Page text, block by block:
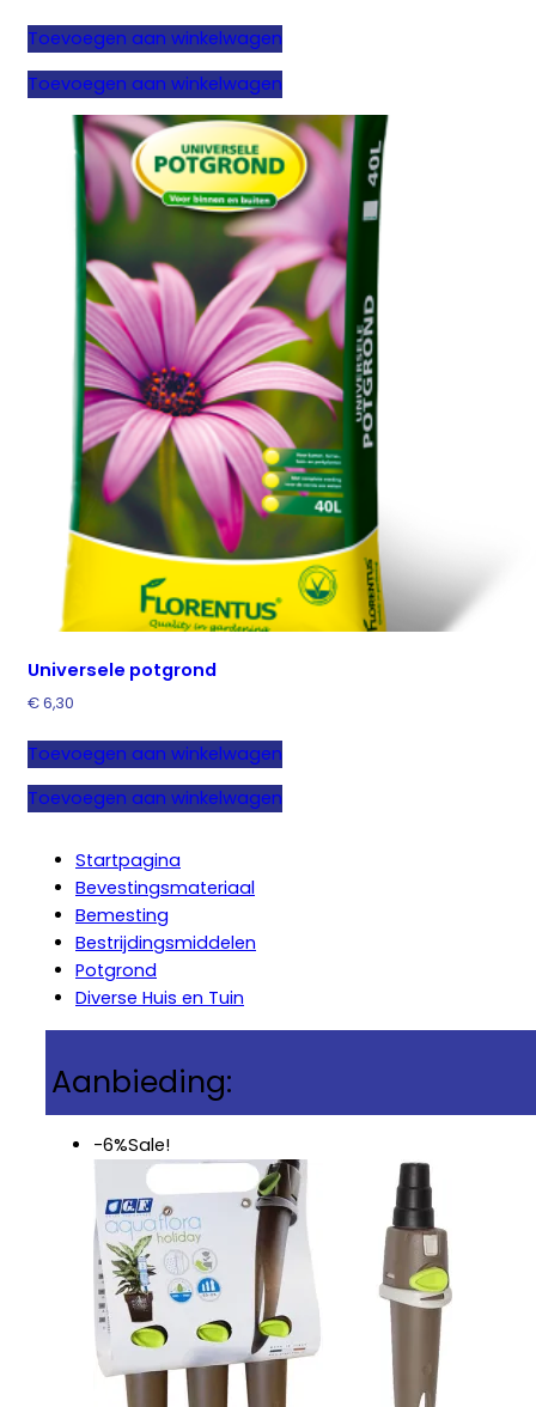
Toevoegen aan winkelwagen
Toevoegen aan winkelwagen
Universele potgrond
€6,30
Toevoegen aan winkelwagen
Toevoegen aan winkelwagen
Startpagina
Bevestingsmateriaal
Bemesting
Bestrijdingsmiddelen
Potgrond
Diverse Huis en Tuin
Aanbieding:
-6%Sale!